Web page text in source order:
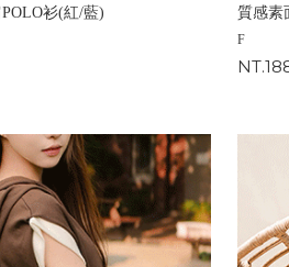
衫(紅/藍) 質感素
F